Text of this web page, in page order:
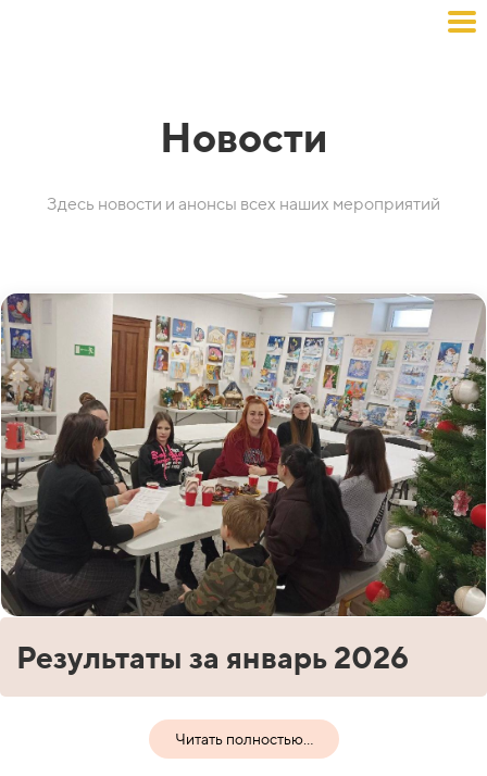
Новости
Здесь новости и анонсы всех наших мероприятий
Результаты за январь 2026
Читать полностью...